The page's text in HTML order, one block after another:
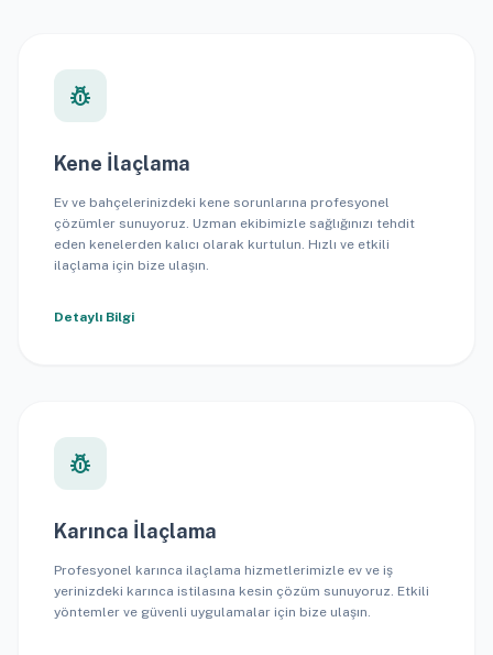
pest_control
Kene İlaçlama
Ev ve bahçelerinizdeki kene sorunlarına profesyonel
çözümler sunuyoruz. Uzman ekibimizle sağlığınızı tehdit
eden kenelerden kalıcı olarak kurtulun. Hızlı ve etkili
ilaçlama için bize ulaşın.
Detaylı Bilgi
pest_control
Karınca İlaçlama
Profesyonel karınca ilaçlama hizmetlerimizle ev ve iş
yerinizdeki karınca istilasına kesin çözüm sunuyoruz. Etkili
yöntemler ve güvenli uygulamalar için bize ulaşın.